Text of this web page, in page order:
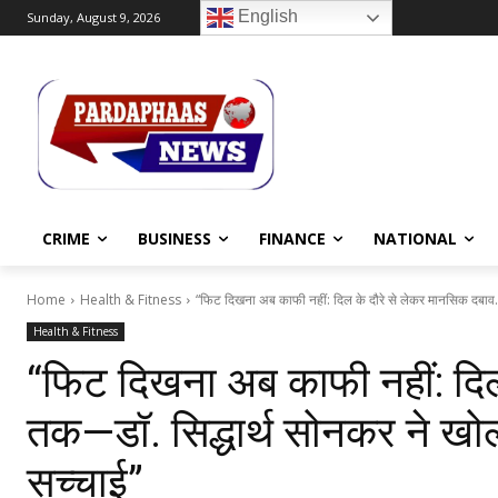
Sunday, August 9, 2026 English
CRIME BUSINESS FINANCE NATIONAL
Home Health & Fitness “फिट दिखना अब काफी नहीं: दिल के दौरे से लेकर मानसिक
Health & Fitness
“फिट दिखना अब काफी नहीं:
तक—डॉ. सिद्धार्थ सोनकर ने
सच्चाई”